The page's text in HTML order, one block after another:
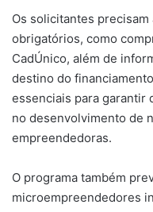
Os solicitantes
obrigatórios, como
CadÚnico, além de
destino do
essenciais para garantir
no desenvolvimento de
empreendedoras.
O programa também
microempreendedores